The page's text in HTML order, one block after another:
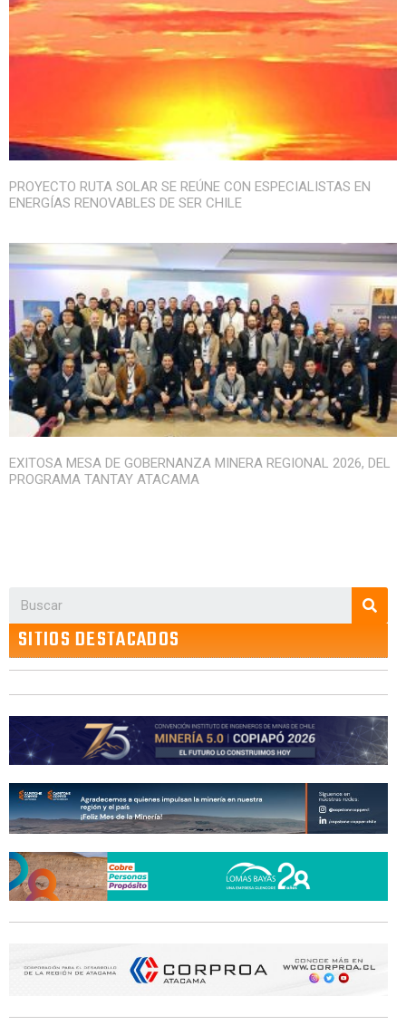
PROYECTO RUTA SOLAR SE REÚNE CON ESPECIALISTAS EN
ENERGÍAS RENOVABLES DE SER CHILE
EXITOSA MESA DE GOBERNANZA MINERA REGIONAL 2026, DEL
PROGRAMA TANTAY ATACAMA
SITIOS DESTACADOS